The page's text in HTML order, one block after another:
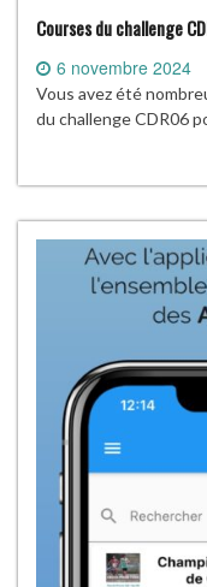
Courses du challenge
6 novembre 2024
Vous avez été
du challenge CDR06